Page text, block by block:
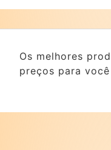
Os melhores
preços para você